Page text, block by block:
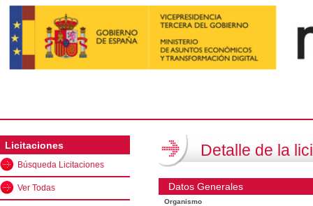
Licitaciones
Búsqueda Licitaciones
Ver Todas
Detalle de la
Datos Generales
Organismo